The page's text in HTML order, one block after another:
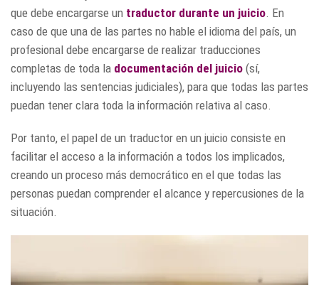
que debe encargarse un traductor durante un juicio. En
caso de que una de las partes no hable el idioma del país, un
profesional debe encargarse de realizar traducciones
completas de toda la documentación del juicio (sí,
incluyendo las sentencias judiciales), para que todas las partes
puedan tener clara toda la información relativa al caso.
Por tanto, el papel de un traductor en un juicio consiste en
facilitar el acceso a la información a todos los implicados,
creando un proceso más democrático en el que todas las
personas puedan comprender el alcance y repercusiones de la
situación.